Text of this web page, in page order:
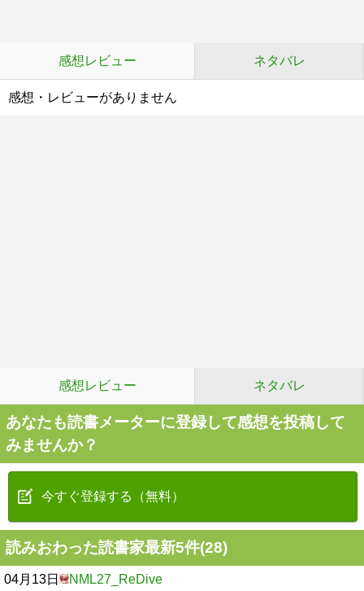
感想レビュー ネタバレ
感想・レビューがありません
感想レビュー ネタバレ
あなたも読書メーターに登録して感想を投稿して
みませんか？
今すぐ登録する（無料）
読みおわった読書家最新5件(28)
04月13日 NML27_ReDive